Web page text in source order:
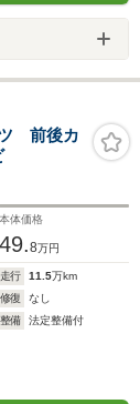
前後カ
本体価格
49.8万円
走行 11.5万km
修復
なし
整備
法定整備付